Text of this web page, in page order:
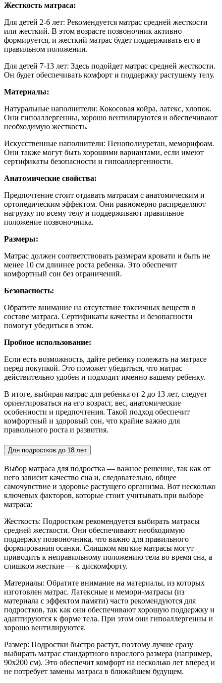
Жесткость матраса:
Для детей 2-6 лет: Рекомендуется матрас средней жесткости
или жесткий. В этом возрасте позвоночник активно
формируется, и жесткий матрас будет поддерживать его в
правильном положении.
Для детей 7-13 лет: Здесь подойдет матрас средней жесткости.
Он будет обеспечивать комфорт и поддержку растущему телу.
Материалы:
Натуральные наполнители: Кокосовая койра, латекс, хлопок.
Они гипоаллергенны, хорошо вентилируются и обеспечивают
необходимую жесткость.
Искусственные наполнители: Пенополиуретан, меморифоам.
Они также могут быть хорошими вариантами, если имеют
сертификаты безопасности и гипоаллергенности.
Анатомические свойства:
Предпочтение стоит отдавать матрасам с анатомическим и
ортопедическим эффектом. Они равномерно распределяют
нагрузку по всему телу и поддерживают правильное
положение позвоночника.
Размеры:
Матрас должен соответствовать размерам кровати и быть не
менее 10 см длиннее роста ребенка. Это обеспечит
комфортный сон без ограничений.
Безопасность:
Обратите внимание на отсутствие токсичных веществ в
составе матраса. Сертификаты качества и безопасности
помогут убедиться в этом.
Пробное использование:
Если есть возможность, дайте ребенку полежать на матрасе
перед покупкой. Это поможет убедиться, что матрас
действительно удобен и подходит именно вашему ребенку.
В итоге, выбирая матрас для ребенка от 2 до 13 лет, следует
ориентироваться на его возраст, вес, анатомические
особенности и предпочтения. Такой подход обеспечит
комфортный и здоровый сон, что крайне важно для
правильного роста и развития.
Для подростков до 18 лет
Выбор матраса для подростка — важное решение, так как от
него зависит качество сна и, следовательно, общее
самочувствие и здоровье растущего организма. Вот несколько
ключевых факторов, которые стоит учитывать при выборе
матраса:
Жесткость: Подросткам рекомендуется выбирать матрасы
средней жесткости. Они обеспечивают необходимую
поддержку позвоночника, что важно для правильного
формирования осанки. Слишком мягкие матрасы могут
приводить к неправильному положению тела во время сна, а
слишком жесткие — к дискомфорту.
Материалы: Обратите внимание на материалы, из которых
изготовлен матрас. Латексные и мемори-матрасы (из
материала с эффектом памяти) часто рекомендуются для
подростков, так как они обеспечивают хорошую поддержку и
адаптируются к форме тела. При этом они гипоаллергенны и
хорошо вентилируются.
Размер: Подростки быстро растут, поэтому лучше сразу
выбирать матрас стандартного взрослого размера (например,
90x200 см). Это обеспечит комфорт на несколько лет вперед и
не потребует замены матраса в ближайшем будущем.